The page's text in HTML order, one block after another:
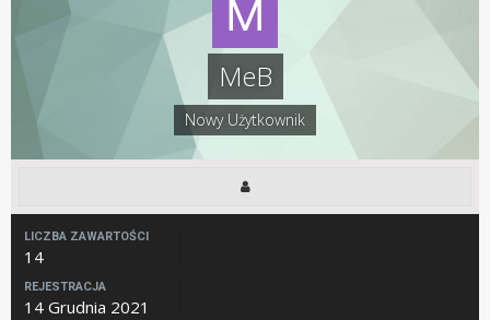
MeB
Nowy Użytkownik
LICZBA ZAWARTOŚCI
14
REJESTRACJA
14 Grudnia 2021